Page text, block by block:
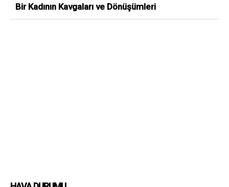
Bir Kadının Kavgaları ve Dönüşümleri